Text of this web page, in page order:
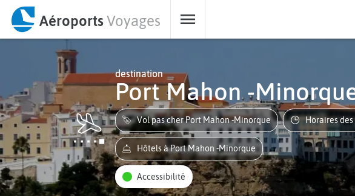
AéroportsVoyages
destination
Port Mahon -
Vol pas cher Port Mahon -Minorque Horaires
Hôtels à Port Mahon -Minorque
Accessibilité